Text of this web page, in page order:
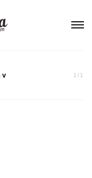
v 1 / 1